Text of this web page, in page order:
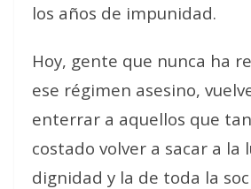
los años de impunidad.
Hoy, gente que nunca ha
ese régimen asesino,
enterrar a aquellos que
costado volver a sacar a la
dignidad y la de toda la